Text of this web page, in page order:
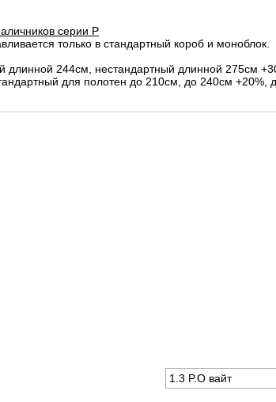
серии P
только в стандартный короб и моноблок.
длинной 244см, нестандартный длинной 275см
для полотен до 210см, до 240см +20%,